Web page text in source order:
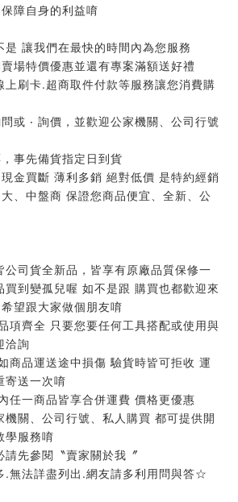
障自身的利益唷
讓我們在最快的時間內為您服務
場特價優惠並還有專案滿額送好禮
刷卡.超商取件付款等服務讓您消費購
或 ‧ 詢價，並歡迎公家機關、公司行號
事先備貨指定日到貨
金買斷 薄利多銷 絕對低價 是特約經銷
、中盤商 保證您商品便宜、全新、公
司貨全新品，皆享有原廠品質保修一
到變孤兒喔 如不是跟 購買也都歡迎來
望跟大家做個朋友唷
項齊全 只要您要任何工具搭配或使用與
洽詢
商品運送途中損傷 驗貨時皆可拒收 運
寄送一次唷
任一商品皆享合併運費 價格更優惠
關、公司行號、私人購買 都可提供開
學服務唷
先參閱〝賣家關於我〞
無法詳盡列出.網友請多利用問與答☆